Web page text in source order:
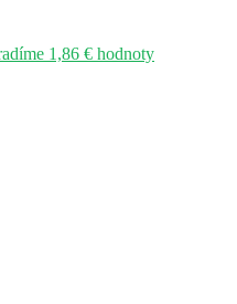
1,86 € hodnoty